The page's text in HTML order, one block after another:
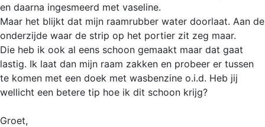
en daarna ingesmeerd met vaseline.
Maar het blijkt dat mijn raamrubber water doorlaat. Aan de
onderzijde waar de strip op het portier zit zeg maar.
Die heb ik ook al eens schoon gemaakt maar dat gaat
lastig. Ik laat dan mijn raam zakken en probeer er tussen
te komen met een doek met wasbenzine o.i.d. Heb jij
wellicht een betere tip hoe ik dit schoon krijg?
Groet,